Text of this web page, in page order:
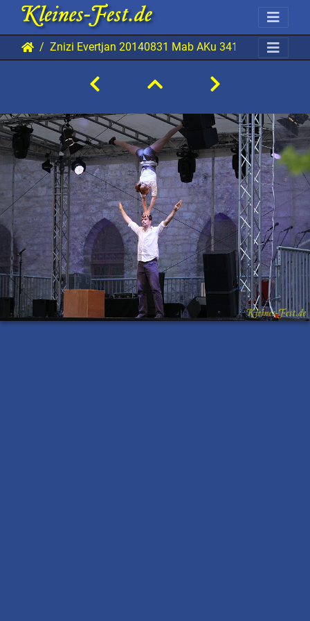
Znizi Evertjan 20140831 Mab AKu 3417 0720x0480